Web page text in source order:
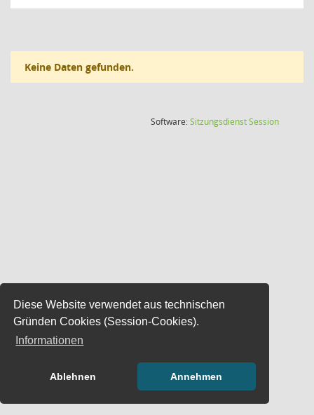
Diese Website verwendet aus technischen
Gründen Cookies (Session-Cookies).
Informationen
Ablehnen Annehmen
Keine Daten gefunden.
Software:SitzungsdienstSession(Wird in